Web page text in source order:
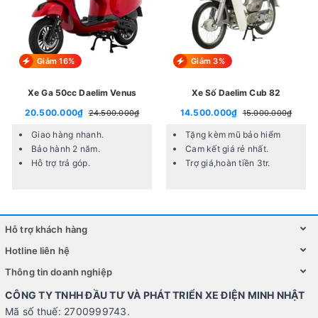
Ưu điểm dvmotor Crea
Tiết kiệm nhiên liệu
Dvmotor Crea trang bị động cơ xăng 4 kỳ, làm mát bằng
không khí, giúp tiết kiệm nhiên liệu hiệu quả. Phanh đĩa
Giảm 16%
Xe Ga 50cc Daelim Venus
20.500.000₫ 24.500.000₫
Giao hàng nhanh.
Bảo hành 2 năm.
Hỗ trợ trả góp.
Giảm 3%
Xe Số Daelim Cub 82
14.500.000₫ 15.000.000₫
Tặng kèm mũ bảo hiểm
Cam kết giá rẻ nhất.
Trợ giá,hoàn tiền 3tr.
Hỗ trợ khách hàng
Hotline liên hệ
Thông tin doanh nghiệp
CÔNG TY TNHH ĐẦU TƯ VÀ PHÁT TRIỂN XE ĐIỆN MINH NHẬT
Mã số thuế: 2700999743.